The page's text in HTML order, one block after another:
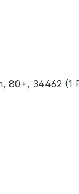
80+, 34462 (1